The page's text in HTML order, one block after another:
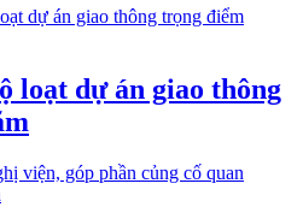
loạt dự án giao thông